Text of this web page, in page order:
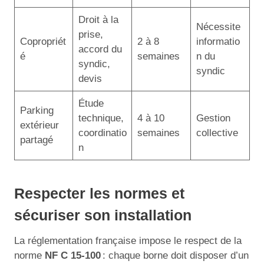
Copropriét
é
Droit à la
prise,
accord du
syndic,
devis
2 à 8
semaines
Nécessite
informatio
n du
syndic
Parking
extérieur
partagé
Étude
technique,
coordinatio
n
4 à 10
semaines
Gestion
collective
Respecter les normes et
sécuriser son installation
La réglementation française impose le respect de la
norme NF C 15-100 : chaque borne doit disposer d’un